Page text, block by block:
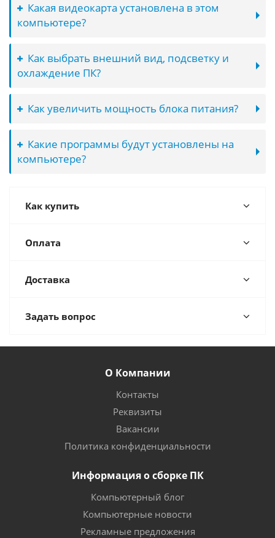
Какая видеокарта установлена в этом
компьютере?
Как выбрать внешний вид, подсветку и
охлаждение ПК?
Как увеличить мощность блока питания?
Какие программы будут установлены на
компьютере?
Как купить
Оплата
Доставка
Задать вопрос
О Компании
Контакты
Реквизиты
Вакансии
Политика конфиденциальности
Информация о сборке ПК
Компьютерный блог
Компьютерные новости
Рекламные предложения